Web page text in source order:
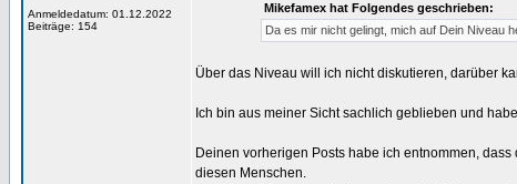
Anmeldedatum: 01.12.2022
Beiträge: 154
Mikefamex hat Folgendes geschrieben:
Da es mir nicht gelingt, mich auf Dein Niveau
Über das Niveau will ich nicht diskutieren, darüber
Ich bin aus meiner Sicht sachlich geblieben und
Deinen vorherigen Posts habe ich entnommen,
diesen Menschen.